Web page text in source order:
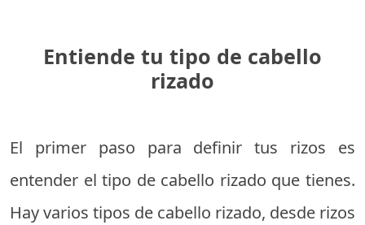
Entiende tu tipo de cabello
rizado
El primer paso para definir tus rizos es
entender el tipo de cabello rizado que tienes.
Hay varios tipos de cabello rizado, desde rizos